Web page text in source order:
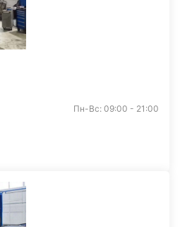
Пн-Вс: 09:00 - 21:00